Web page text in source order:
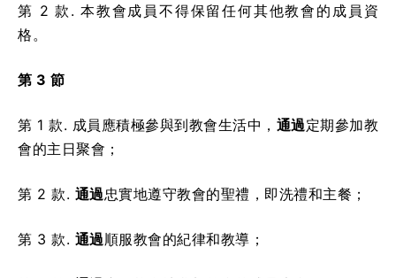
第 2 款. 本教會成員不得保留任何其他教會的成員資
格。
第 3 節
第 1 款. 成員應積極參與到教會生活中， 通過定期參加教
會的主日聚會；
第 2 款. 通過忠實地遵守教會的聖禮，即洗禮和主餐；
第 3 款. 通過順服教會的紀律和教導；